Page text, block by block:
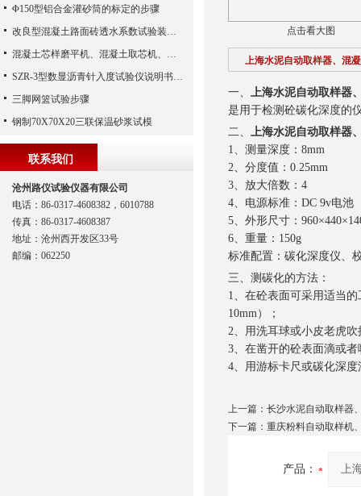
点击看大图
上海水泥自动取样器、混
一、 上海水泥自动取样器
是用于检测砼碳化深度的
二、 上海水泥自动取样器
1、测量深度：8mm
2、分度值：0.25mm
3、放大倍数：4
4、电源标准：DC 9v电池
5、外形尺寸：
6、重量：150g
标准配置：碳化深度仪、
三、 测碳化的方法：
1、在砼表面可采用适当
10mm）；
2、用洗耳球或小皮老虎
3、在凿开的砼表面滴或
4、用游标卡尺或碳化深
上一篇： 长沙水泥自动取样器
下一篇： 重庆粉料自动取样机
产品：
Φ150型铝合金灌砂筒的标定的步骤
改良型混凝土路面砖透水系数试验装置势
混凝土芯样磨平机、混凝土取芯机、混凝土钻芯机、混凝土磨平机
SZR-3型数显沥青针入度试验仪说明书、沥青针入度仪、数显沥青针入度测定仪（沧州路仪）
三脚网篮试验步骤
钢制70X70X20三联保温砂浆试模
联系我们
沧州路仪试验仪器有限公司
电话：86-0317-4608382，6010788
传真：86-0317-4608387
地址：沧州西开发区33号
邮编：062250